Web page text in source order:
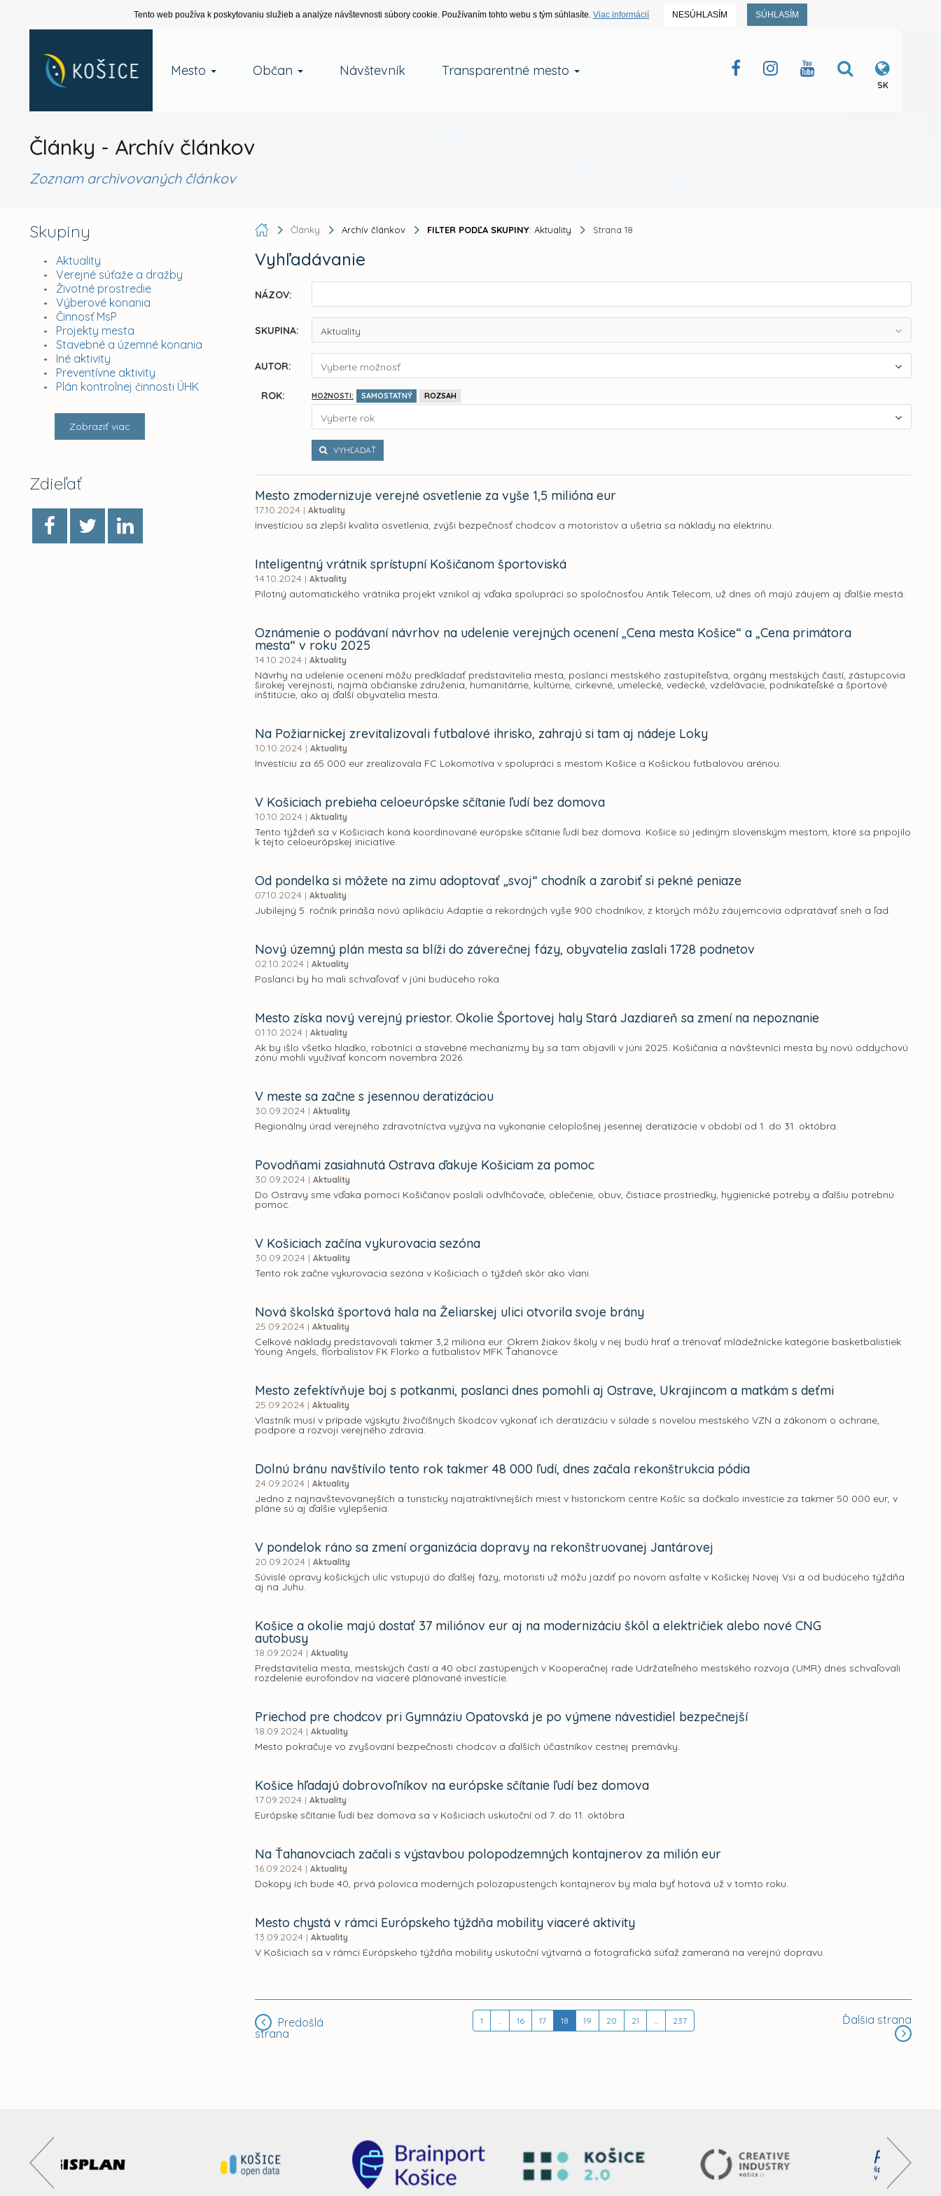
Tento web používa k poskytovaniu služieb a analýze návštevnosti súbory cookie. Používaním tohto webu s tým súhlasíte. Viac informácií NESÚHLASÍM SÚHLASÍM
Mesto Občan Návštevník Transparentné mesto
SK
Články - Archív článkov
Zoznam archivovaných článkov
Skupiny
Aktuality
Verejné súťaže a dražby
Životné prostredie
Výberové konania
Činnosť MsP
Projekty mesta
Stavebné a územné konania
Iné aktivity
Preventívne aktivity
Plán kontrolnej činnosti ÚHK
Zobraziť viac
Zdieľať
Články Archív článkov FILTER PODĽA SKUPINY: Aktuality Strana 18
Vyhľadávanie
NÁZOV:
SKUPINA: Aktuality
AUTOR: Vyberte možnosť
ROK: MOŽNOSTI: SAMOSTATNÝ ROZSAH
Vyberte rok
VYHĽADAŤ
Mesto zmodernizuje verejné osvetlenie za vyše 1,5 milióna eur
17.10.2024 | Aktuality
Investíciou sa zlepší kvalita osvetlenia, zvýši bezpečnosť chodcov a motoristov a ušetria sa náklady na elektrinu.
Inteligentný vrátnik sprístupní Košičanom športoviská
14.10.2024 | Aktuality
Pilotný automatického vrátnika projekt vznikol aj vďaka spolupráci so spoločnosťou Antik Telecom, už dnes oň majú záujem aj ďalšie mestá.
Oznámenie o podávaní návrhov na udelenie verejných ocenení „Cena mesta Košice“ a „Cena primátora
mesta“ v roku 2025
14.10.2024 | Aktuality
Návrhy na udelenie ocenení môžu predkladať predstavitelia mesta, poslanci mestského zastupiteľstva, orgány mestských častí, zástupcovia
širokej verejnosti, najmä občianske združenia, humanitárne, kultúrne, cirkevné, umelecké, vedecké, vzdelávacie, podnikateľské a športové
inštitúcie, ako aj ďalší obyvatelia mesta.
Na Požiarnickej zrevitalizovali futbalové ihrisko, zahrajú si tam aj nádeje Loky
10.10.2024 | Aktuality
Investíciu za 65 000 eur zrealizovala FC Lokomotíva v spolupráci s mestom Košice a Košickou futbalovou arénou.
V Košiciach prebieha celoeurópske sčítanie ľudí bez domova
10.10.2024 | Aktuality
Tento týždeň sa v Košiciach koná koordinované európske sčítanie ľudí bez domova. Košice sú jediným slovenským mestom, ktoré sa pripojilo
k tejto celoeurópskej iniciatíve.
Od pondelka si môžete na zimu adoptovať „svoj“ chodník a zarobiť si pekné peniaze
07.10.2024 | Aktuality
Jubilejný 5. ročník prináša novú aplikáciu Adaptie a rekordných vyše 900 chodníkov, z ktorých môžu záujemcovia odpratávať sneh a ľad.
Nový územný plán mesta sa blíži do záverečnej fázy, obyvatelia zaslali 1728 podnetov
02.10.2024 | Aktuality
Poslanci by ho mali schvaľovať v júni budúceho roka.
Mesto získa nový verejný priestor. Okolie Športovej haly Stará Jazdiareň sa zmení na nepoznanie
01.10.2024 | Aktuality
Ak by išlo všetko hladko, robotníci a stavebné mechanizmy by sa tam objavili v júni 2025. Košičania a návštevníci mesta by novú oddychovú
zónu mohli využívať koncom novembra 2026.
V meste sa začne s jesennou deratizáciou
30.09.2024 | Aktuality
Regionálny úrad verejného zdravotníctva vyzýva na vykonanie celoplošnej jesennej deratizácie v období od 1. do 31. októbra.
Povodňami zasiahnutá Ostrava ďakuje Košiciam za pomoc
30.09.2024 | Aktuality
Do Ostravy sme vďaka pomoci Košičanov poslali odvlhčovače, oblečenie, obuv, čistiace prostriedky, hygienické potreby a ďalšiu potrebnú
pomoc.
V Košiciach začína vykurovacia sezóna
30.09.2024 | Aktuality
Tento rok začne vykurovacia sezóna v Košiciach o týždeň skôr ako vlani.
Nová školská športová hala na Želiarskej ulici otvorila svoje brány
25.09.2024 | Aktuality
Celkové náklady predstavovali takmer 3,2 milióna eur. Okrem žiakov školy v nej budú hrať a trénovať mládežnícke kategórie basketbalistiek
Young Angels, florbalistov FK Florko a futbalistov MFK Ťahanovce.
Mesto zefektívňuje boj s potkanmi, poslanci dnes pomohli aj Ostrave, Ukrajincom a matkám s deťmi
25.09.2024 | Aktuality
Vlastník musí v prípade výskytu živočíšnych škodcov vykonať ich deratizáciu v súlade s novelou mestského VZN a zákonom o ochrane,
podpore a rozvoji verejného zdravia.
Dolnú bránu navštívilo tento rok takmer 48 000 ľudí, dnes začala rekonštrukcia pódia
24.09.2024 | Aktuality
Jedno z najnavštevovanejších a turisticky najatraktívnejších miest v historickom centre Košíc sa dočkalo investície za takmer 50 000 eur, v
pláne sú aj ďalšie vylepšenia.
V pondelok ráno sa zmení organizácia dopravy na rekonštruovanej Jantárovej
20.09.2024 | Aktuality
Súvislé opravy košických ulíc vstupujú do ďalšej fázy, motoristi už môžu jazdiť po novom asfalte v Košickej Novej Vsi a od budúceho týždňa
aj na Juhu.
Košice a okolie majú dostať 37 miliónov eur aj na modernizáciu škôl a električiek alebo nové CNG
autobusy
18.09.2024 | Aktuality
Predstavitelia mesta, mestských častí a 40 obcí zastúpených v Kooperačnej rade Udržateľného mestského rozvoja (UMR) dnes schvaľovali
rozdelenie eurofondov na viaceré plánované investície.
Priechod pre chodcov pri Gymnáziu Opatovská je po výmene návestidiel bezpečnejší
18.09.2024 | Aktuality
Mesto pokračuje vo zvyšovaní bezpečnosti chodcov a ďalších účastníkov cestnej premávky.
Košice hľadajú dobrovoľníkov na európske sčítanie ľudí bez domova
17.09.2024 | Aktuality
Európske sčítanie ľudí bez domova sa v Košiciach uskutoční od 7. do 11. októbra.
Na Ťahanovciach začali s výstavbou polopodzemných kontajnerov za milión eur
16.09.2024 | Aktuality
Dokopy ich bude 40, prvá polovica moderných polozapustených kontajnerov by mala byť hotová už v tomto roku.
Mesto chystá v rámci Európskeho týždňa mobility viaceré aktivity
13.09.2024 | Aktuality
V Košiciach sa v rámci Európskeho týždňa mobility uskutoční výtvarná a fotografická súťaž zameraná na verejnú dopravu.
Predošlá
strana
1 ... 16 17 18 19 20 21 ... 237 Ďalšia strana